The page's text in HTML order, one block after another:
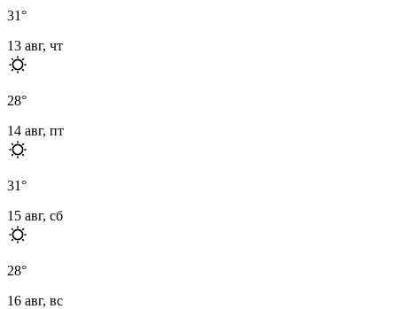
31°
13 авг, чт
28°
14 авг, пт
31°
15 авг, сб
28°
16 авг, вс